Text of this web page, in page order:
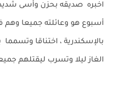
اخبره صديقه بحزن وأسى
أسبوع هو وعائلته جميعا وهم
بالإسكندرية ، اختناقا
الغاز ليلا وتسرب ليقتلهم